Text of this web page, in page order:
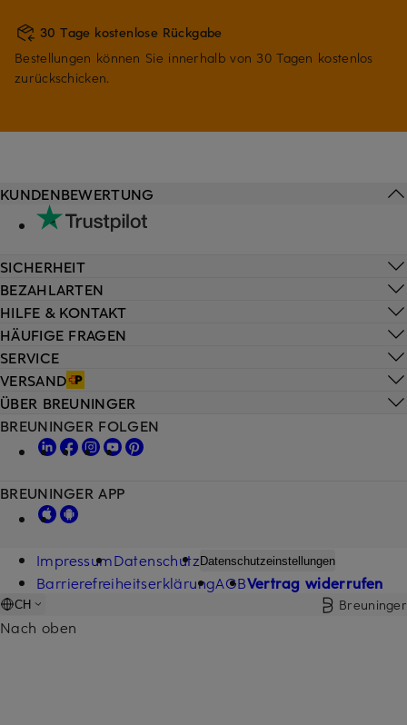
30 Tage kostenlose Rückgabe
Bestellungen können Sie innerhalb von 30 Tagen kostenlos
zurückschicken.
HILFE & KONTAKT
HÄUFIGE FRAGEN
SERVICE
VERSAND
KUNDENBEWERTUNG
SICHERHEIT
BEZAHLARTEN
ÜBER BREUNINGER
BREUNINGER FOLGEN
BREUNINGER APP
ImpressumDatenschutzDatenschutzeinstellungen
BarrierefreiheitserklärungAGBVertrag widerrufen
CH Breuninger
Nach oben